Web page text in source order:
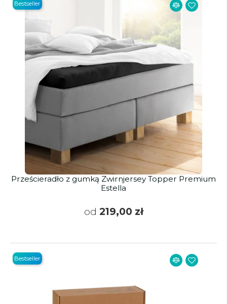
Prześcieradło z gumką Zwirnjersey Topper Premium
Estella
od 219,00 zł
Bestseller
Bestseller